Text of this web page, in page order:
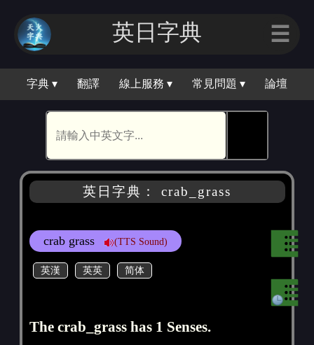
英日字典 ☰
字典 ▾ 翻譯 線上服務 ▾ 常見問題 ▾ 論壇
英日字典： crab_grass
crab grass (TTS Sound)
英漢 英英 简体
The crab_grass has 1 Senses.